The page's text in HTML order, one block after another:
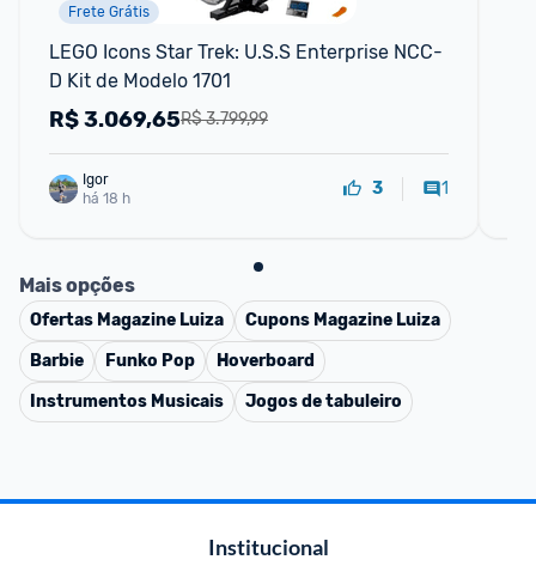
Frete Grátis
LEGO Icons Star Trek: U.S.S Enterprise NCC-
D Kit de Modelo 1701
R$ 3.799,99
R$3.069,65
Igor
há 18 h
3 1
Mais opções
Ofertas Magazine Luiza Cupons Magazine Luiza
Barbie
Funko Pop
Hoverboard
Instrumentos Musicais
Jogos de tabuleiro
Institucional